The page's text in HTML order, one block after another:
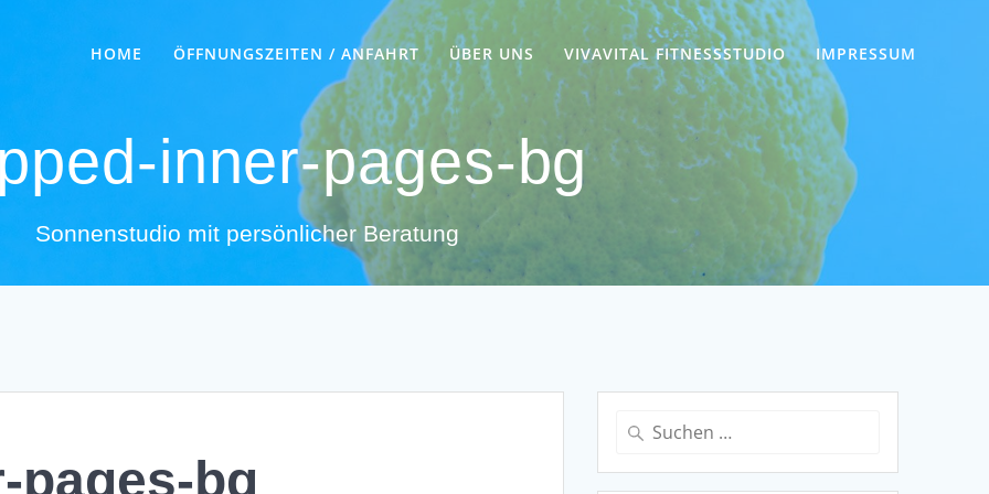
HOME ÖFFNUNGSZEITEN / ANFAHRT ÜBER UNS VIVAVITAL FITNESSSTUDIO IMPRESSUM
inner-pages-bg
Sonnenstudio mit persönlicher Beratung
pages-bg
Suchen
nach: